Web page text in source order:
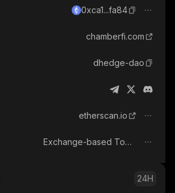
0xca1...fa84
chamberfi.com
dhedge-dao
etherscan.io
Exchange-based Tokens
24H